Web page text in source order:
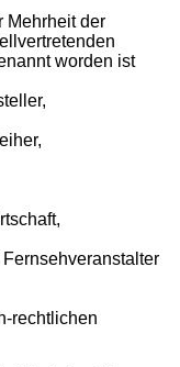
Mehrheit der
worden ist
rechtlichen